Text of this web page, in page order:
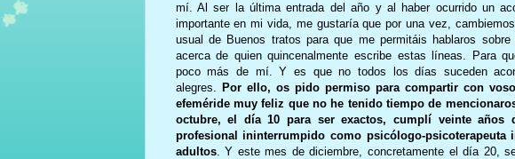
mí. Al ser la última entrada del año y al haber ocurrido un
importante en mi vida, me gustaría que por una vez,
usual de Buenos tratos para que me permitáis hablaros sobre
acerca de quien quincenalmente escribe estas líneas. Para
poco más de mí. Y es que no todos los días suceden
alegres. Por ello, os pido permiso para compartir con
efeméride muy feliz que no he tenido tiempo de
octubre, el día 10 para ser exactos, cumplí veinte años
profesional ininterrumpido como psicólogo-psicoterapeuta
adultos. Y este mes de diciembre, concretamente el día 20,